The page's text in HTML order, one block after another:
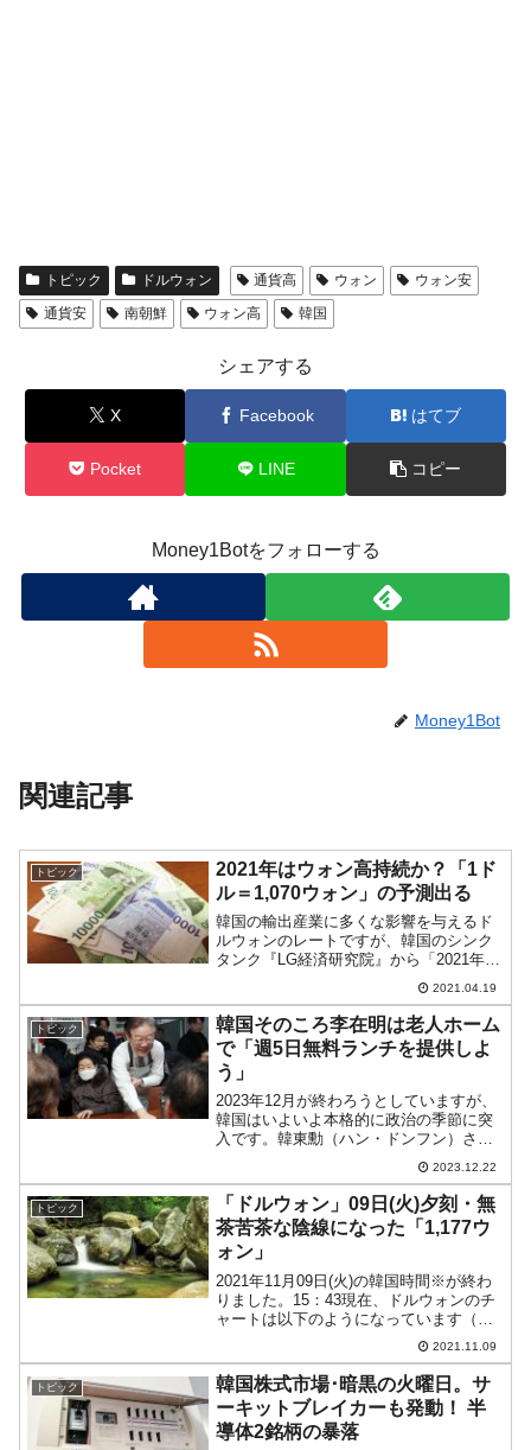
トピック ドルウォン 通貨高 ウォン
ウォン安
通貨安
南朝鮮 ウォン高 韓国
シェアする
X Facebook はてブ
Pocket LINE コピー
Money1Botをフォローする
Money1Bot
関連記事
トピック
2021年はウォン高持続か？「1ド
ル＝1,070ウォン」の予測出る
韓国の輸出産業に多くな影響を与えるド
ルウォンのレートですが、韓国のシンク
タンク『LG経済研究院』から「2021年間
国内外の経済見通し」というリポートが
出ており、その中では、2021年平均為替
レート：1ドル＝1,090ウォン上半期：1ド
ル＝1...
2021.04.19
トピック
韓国そのころ李在明は老人ホーム
で「週5日無料ランチを提供しよ
う」
2023年12月が終わろうとしていますが、
韓国はいよいよ本格的に政治の季節に突
入です。韓東勳（ハン・ドンフン）さん
が法務部長官を辞して、政争の渦中に飛
び込むことを決断しました。これで保守
寄り『国民の力』の人気がどれほど高ま
るのかは分かりませ...
2023.12.22
トピック
「ドルウォン」09日(火)夕刻・無
茶苦茶な陰線になった「1,177ウ
ォン」
2021年11月09日(火)の韓国時間※が終わ
りました。15：43現在、ドルウォンのチ
ャートは以下のようになっています（チ
ャートは『Investing.com』より引用）。
日足チャートの様子が変わりました
（Investing.comではよく...
2021.11.09
トピック
韓国株式市場･暗黒の火曜日。サ
ーキットブレイカーも発動！ 半
導体2銘柄の暴落